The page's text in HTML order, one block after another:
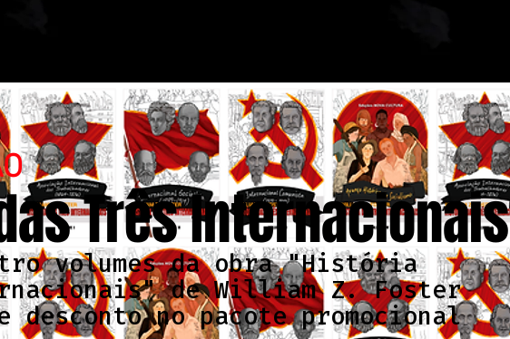
volumes da obra "História
de William Z. Foster
desconto no pacote promocional
Três Internacionais